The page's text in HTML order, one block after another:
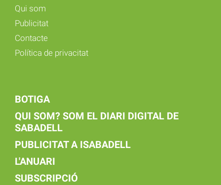
Qui som
Publicitat
Contacte
Política de privacitat
BOTIGA
QUI SOM? SOM EL DIARI DIGITAL DE
SABADELL
PUBLICITAT A ISABADELL
L'ANUARI
SUBSCRIPCIÓ